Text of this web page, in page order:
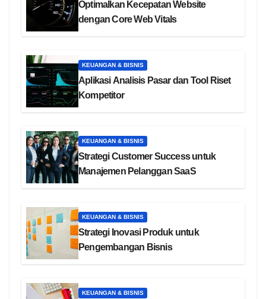
Optimalkan Kecepatan Website
dengan Core Web Vitals
KEUANGAN & BISNIS
Aplikasi Analisis Pasar dan Tool Riset
Kompetitor
KEUANGAN & BISNIS
Strategi Customer Success untuk
Manajemen Pelanggan SaaS
KEUANGAN & BISNIS
Strategi Inovasi Produk untuk
Pengembangan Bisnis
KEUANGAN & BISNIS